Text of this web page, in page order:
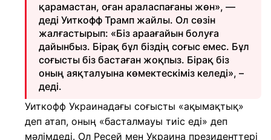
қарамастан, оған араласпағаны жөн», —
деді Уиткофф Трамп жайлы. Ол сөзін
жалғастырып: «Біз араағайын болуға
дайынбыз. Бірақ бұл біздің соғыс емес. Бұл
соғысты біз бастаған жоқпыз. Бірақ біз
оның аяқталуына көмектескіміз келеді», –
деді.
Уиткофф Украинадағы соғысты «ақымақтық»
деп атап, оның «басталмауы тиіс еді» деп
мәлімдеді. Ол Ресей мен Украина президенттері